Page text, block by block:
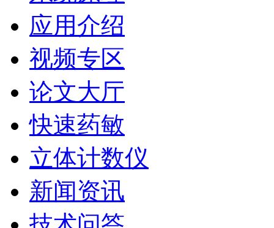
应用介绍
视频专区
论文大厅
快速药敏
立体计数仪
新闻资讯